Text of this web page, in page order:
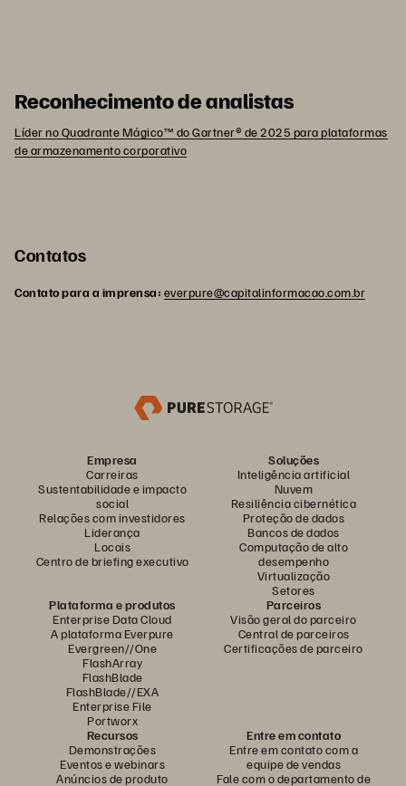
Reconhecimento de analistas
Líder no Quadrante Mágico™ do Gartner® de 2025 para plataformas
de armazenamento corporativo
Contatos
Contato para a imprensa: everpure@capitalinformacao.com.br
Empresa
Carreiras
Sustentabilidade e impacto
social
Relações com investidores
Liderança
Locais
Centro de briefing executivo
Soluções
Inteligência artificial
Nuvem
Resiliência cibernética
Proteção de dados
Bancos de dados
Computação de alto
desempenho
Virtualização
Setores
Plataforma e produtos
Enterprise Data Cloud
A plataforma Everpure
Evergreen//One
FlashArray
FlashBlade
FlashBlade//EXA
Enterprise File
Portworx
Parceiros
Visão geral do parceiro
Central de parceiros
Certificações de parceiro
Recursos
Demonstrações
Eventos e webinars
Anúncios de produto
Entre em contato
Entre em contato com a
equipe de vendas
Fale com o departamento de